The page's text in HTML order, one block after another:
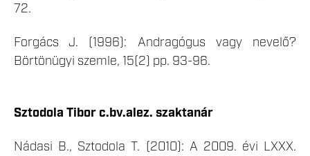
72.
Forgács J. (1996): Andragógus vagy nevelő?
Börtönügyi szemle, 15(2) pp. 93-96.
Sztodola Tibor c.bv.alez. szaktanár
Nádasi B., Sztodola T. (2010): A 2009. évi LXXX.